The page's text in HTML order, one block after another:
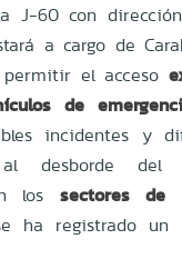
J-60 con
a cargo de
el acceso
de
incidentes y
desborde del
los sectores
ha registrado un